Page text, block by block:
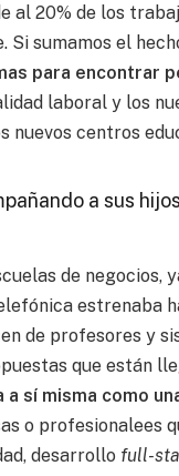
al 20% de los
sumamos el
para encontrar
laboral y los
nuevos centros
a sus
de negocios,
estrenaba
de profesores y
que están
a sí misma como
o profesionalees
desarrollo full-